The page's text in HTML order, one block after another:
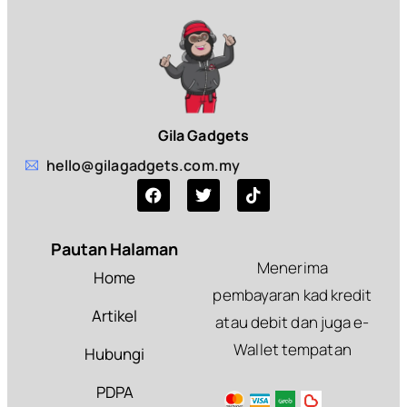
Gila Gadgets
hello@gilagadgets.com.my
Pautan Halaman
Home
Artikel
Hubungi
PDPA
Menerima
pembayaran kad kredit
atau debit dan juga e-
Wallet tempatan